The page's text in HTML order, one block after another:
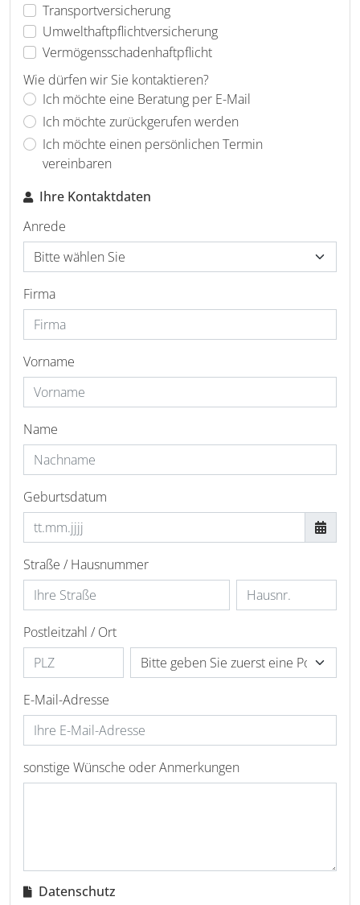
Transportversicherung
Umwelthaftpflichtversicherung
Vermögensschadenhaftpflicht
Wie dürfen wir Sie kontaktieren?
Ich möchte eine Beratung per E-Mail
Ich möchte zurückgerufen werden
Ich möchte einen persönlichen Termin
vereinbaren
Ihre Kontaktdaten
Anrede
Firma
Vorname
Name
Geburtsdatum
Straße / Hausnummer
Postleitzahl / Ort
E-Mail-Adresse
sonstige Wünsche oder Anmerkungen
Datenschutz